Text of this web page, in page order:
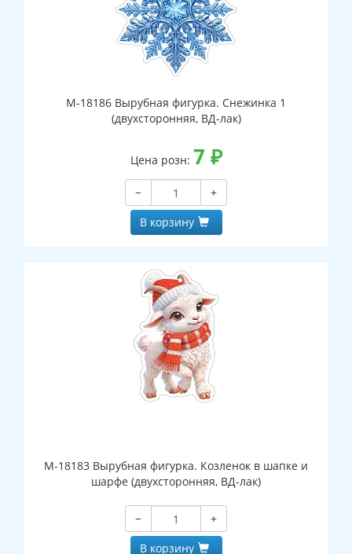
М-18186 Вырубная фигурка. Снежинка 1
(двухсторонняя, ВД-лак)
Цена розн: 7 ₽
−
+
В корзину
М-18183 Вырубная фигурка. Козленок в шапке и
шарфе (двухсторонняя, ВД-лак)
−
+
В корзину